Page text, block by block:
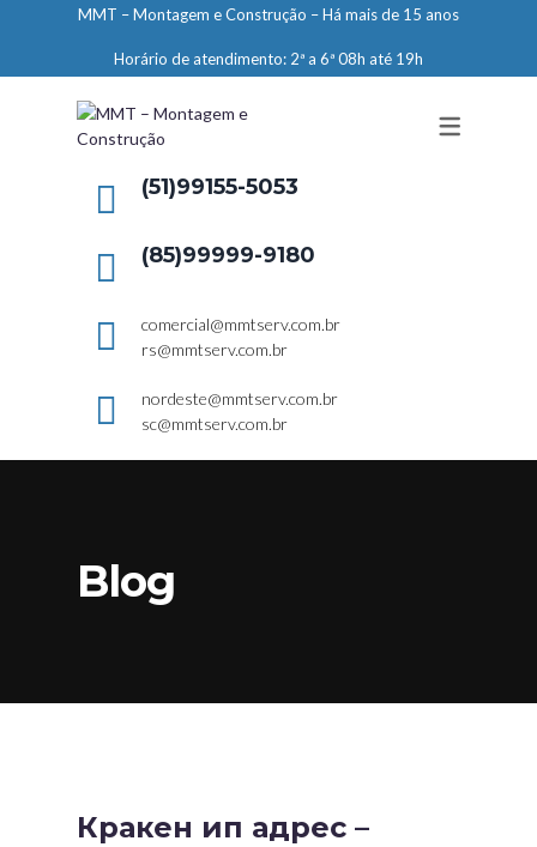
ENGENHARIA
LIMPEZA E CONSERVAÇÃO
MANUTENÇÃO PREDIAL
ELEVADORES – PREPARAÇÃO DE
MMT – Montagem e Construção – Há mais de 15 anos
Horário de atendimento: 2ª a 6ª 08h até 19h
(51)99155-5053
(85)99999-9180
comercial@mmtserv.com.br
rs@mmtserv.com.br
nordeste@mmtserv.com.br
sc@mmtserv.com.br
Blog
Кракен ип адрес –